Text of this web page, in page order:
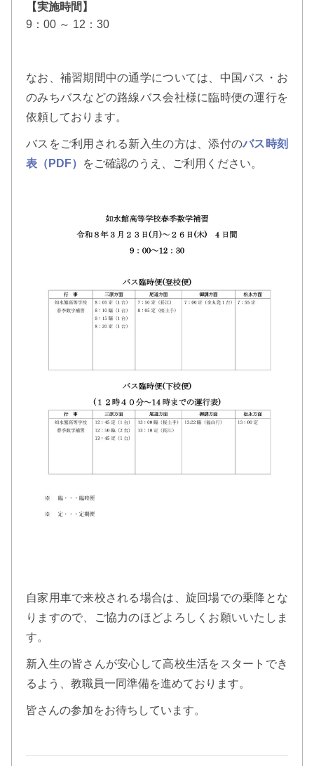
【実施時間】
9：00 ～ 12：30
なお、補習期間中の通学については、中国バス・お
のみちバスなどの路線バス会社様に臨時便の運行を
依頼しております。
バスをご利用される新入生の方は、添付のバス時刻
表（PDF）
をご確認のうえ、ご利用ください。
自家用車で来校される場合は、旋回場での乗降とな
りますので、ご協力のほどよろしくお願いいたしま
す。
新入生の皆さんが安心して高校生活をスタートでき
るよう、教職員一同準備を進めております。
皆さんの参加をお待ちしています。